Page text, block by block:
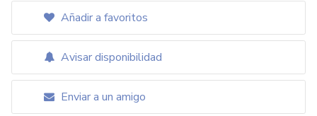
Añadir a favoritos
Avisar disponibilidad
Enviar a un amigo